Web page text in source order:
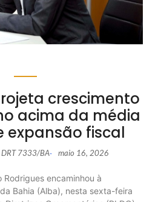
crescimento
acima da média
expansão fiscal
DRT 7333/BA- maio 16, 2026
encaminhou à
Bahia (Alba), nesta sexta-feira